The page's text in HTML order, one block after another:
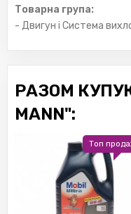
Товарна група:
- Двигун і Система
РАЗОМ
MANN":
Топ